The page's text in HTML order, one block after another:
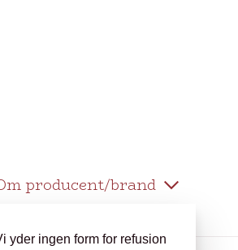
producent/brand
yder ingen form for refusion